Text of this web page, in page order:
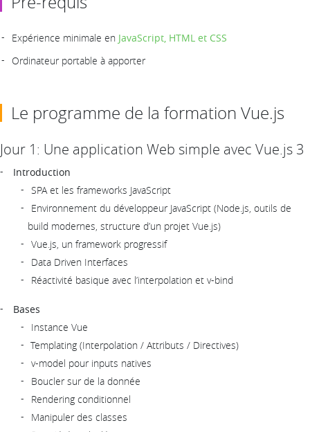
Expérience minimale en JavaScript, HTML et CSS
Ordinateur portable à apporter
Le programme de la formation Vue.js
Jour 1: Une application Web simple avec Vue.js 3
Introduction
SPA et les frameworks JavaScript
Environnement du développeur JavaScript (Node.js, outils de
build modernes, structure d’un projet Vue.js)
Vue.js, un framework progressif
Data Driven Interfaces
Réactivité basique avec l’interpolation et v-bind
Bases
Instance Vue
Templating (Interpolation / Attributs / Directives)
v-model pour inputs natives
Boucler sur de la donnée
Rendering conditionnel
Manipuler des classes